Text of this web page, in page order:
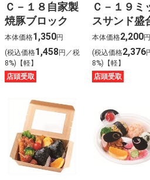
kvm mobile01
Ｃ－１８自家製
焼豚ブロック
本体価格1,350円
(税込価格1,458円／税
8%)【軽】
店頭受取
Ｃ－１９ミ
スサンド盛
（約３～４
向け）
本体価格2,200円
(税込価格2,376
8%)【軽】
店頭受取